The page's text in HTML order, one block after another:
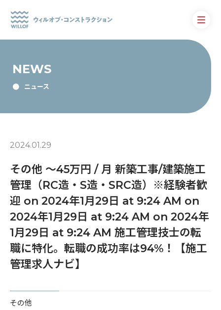
NEWS
ニュース
2024.01.29
その他 〜45万円 / 月 新築工事/建築施工
管理（RC造・S造・SRC造）※経験者歓
迎 on 2024年1月29日 at 9:24 AM on
2024年1月29日 at 9:24 AM on 2024年
1月29日 at 9:24 AM 施工管理技士の転
職に特化。転職の成功率は94%！【施工
管理求人ナビ】
その他